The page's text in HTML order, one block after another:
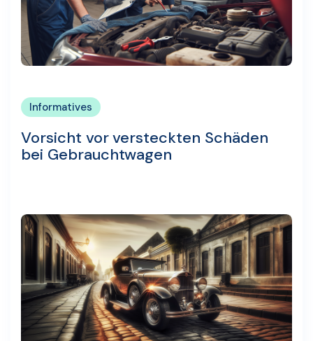
Informatives
Vorsicht vor versteckten Schäden
bei Gebrauchtwagen